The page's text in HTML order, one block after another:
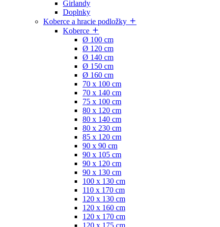
Girlandy
Doplnky
Koberce a hracie podložky
Koberce
Ø 100 cm
Ø 120 cm
Ø 140 cm
Ø 150 cm
Ø 160 cm
70 x 100 cm
70 x 140 cm
75 x 100 cm
80 x 120 cm
80 x 140 cm
80 x 230 cm
85 x 120 cm
90 x 90 cm
90 x 105 cm
90 x 120 cm
90 x 130 cm
100 x 130 cm
110 x 170 cm
120 x 130 cm
120 x 160 cm
120 x 170 cm
120 x 175 cm